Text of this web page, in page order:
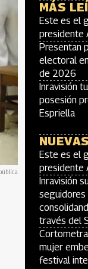
MÁS
Este es el
presidente
Presentan
electoral
de 2026
Inravisión
posesión
Espriella
Este es el
presidente
Inravisión
seguidores
través del
mujer
festival